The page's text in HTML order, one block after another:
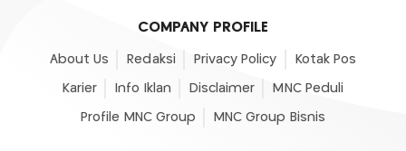
COMPANY PROFILE
About Us Redaksi Privacy Policy Kotak Pos
Karier Info Iklan Disclaimer MNC Peduli
Profile MNC Group MNC Group Bisnis